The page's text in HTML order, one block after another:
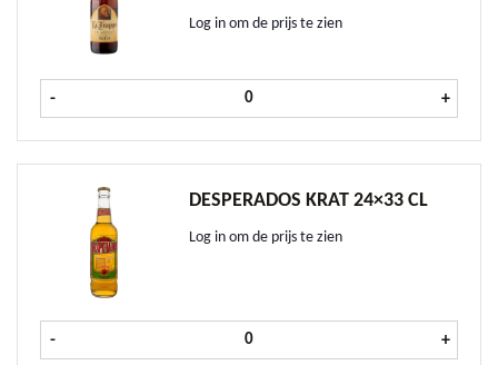
Log in om de prijs te zien
- La Trappe Isid'or krat 24x33 cl
+
DESPERADOS KRAT 24×33 CL
Log in om de prijs te zien
- Desperados krat 24x33 cl aantal
+